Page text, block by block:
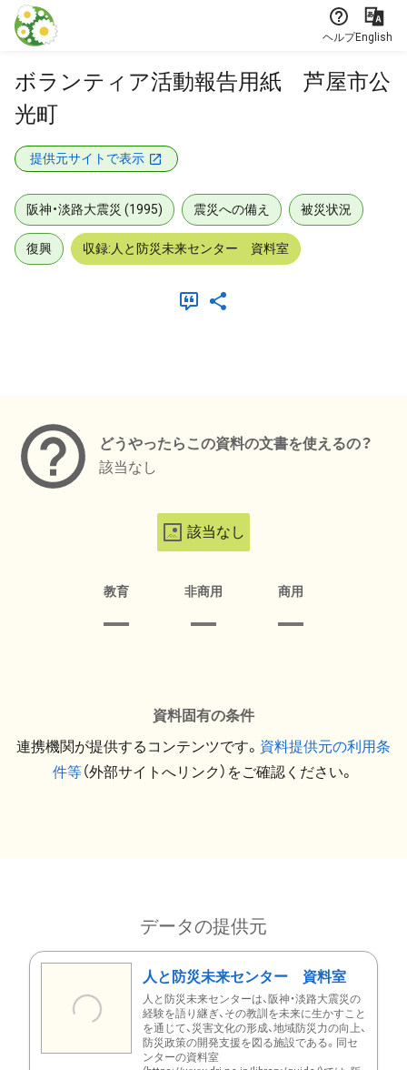
本文に飛ぶ
ヘルプEnglish
ボランティア活動報告用紙 芦屋市公
光町
提供元サイトで表示
阪神・淡路大震災 (1995) 震災への備え 被災状況
復興 収録:人と防災未来センター 資料室
どうやったらこの資料の文書を使えるの？
該当なし
該当なし
教育 非商用 商用
資料固有の条件
連携機関が提供するコンテンツです。 資料提供元の利用条
件等（外部サイトへリンク）をご確認ください。
データの提供元
人と防災未来センター 資料室
人と防災未来センターは、阪神・淡路大震災の
経験を語り継ぎ、その教訓を未来に生かすこと
を通じて、災害文化の形成、地域防災力の向上、
防災政策の開発支援を図る施設である。同セ
ンターの資料室